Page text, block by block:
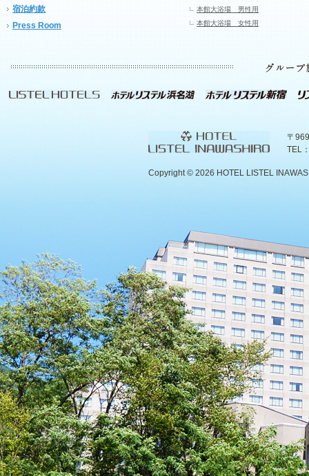
宿泊約款
Press Room
本館大浴場 男性用
本館大浴場 女性用
〒
TEL
Copyright © 2026 HOTEL LISTEL